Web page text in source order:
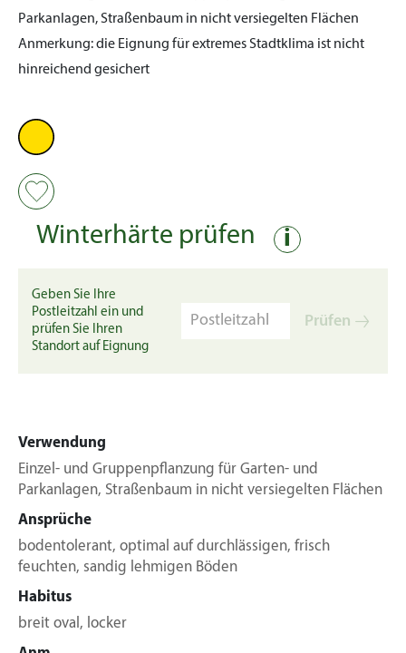
Parkanlagen, Straßenbaum in nicht versiegelten Flächen
Anmerkung:die Eignung für extremes Stadtklima ist nicht
hinreichend gesichert
Winterhärte prüfen i
Geben Sie Ihre
Postleitzahl ein und
prüfen Sie Ihren
Standort auf Eignung
Prüfen
Verwendung
Einzel- und Gruppenpflanzung für Garten- und
Parkanlagen, Straßenbaum in nicht versiegelten Flächen
Ansprüche
bodentolerant, optimal auf durchlässigen, frisch
feuchten, sandig lehmigen Böden
Habitus
breit oval, locker